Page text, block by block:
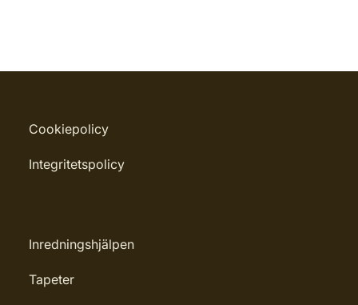
Cookiepolicy
Integritetspolicy
Inredningshjälpen
Tapeter